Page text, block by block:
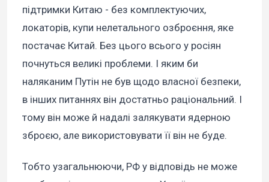
підтримки Китаю - без комплектуючих,
локаторів, купи нелетального озброєння, яке
постачає Китай. Без цього всього у росіян
почнуться великі проблеми. І яким би
наляканим Путін не був щодо власної безпеки,
в інших питаннях він достатньо раціональний. І
тому він може й надалі залякувати ядерною
зброєю, але використовувати її він не буде.
Тобто узагальнюючи, РФ у відповідь не може